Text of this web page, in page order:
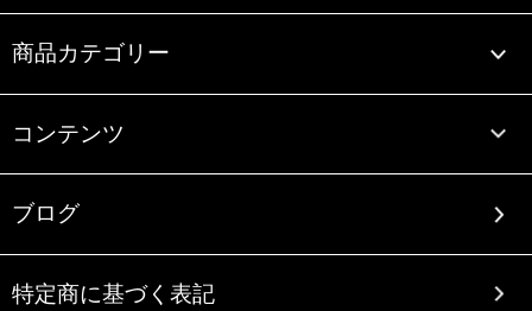
商品カテゴリー
コンテンツ
ブログ
特定商に基づく表記